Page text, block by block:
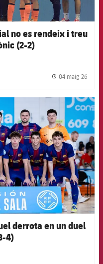
no es rendeix i treu
(2-2)
04 maig 26
derrota en un duel
4)